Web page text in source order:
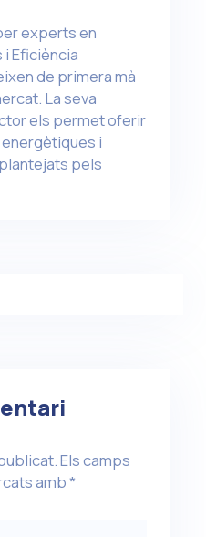
experts en
i Eficiència
de primera mà
La seva
els permet oferir
i
pels
Els camps
amb*